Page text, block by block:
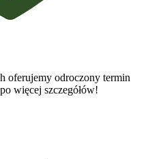
oferujemy odroczony termin
więcej szczegółów!